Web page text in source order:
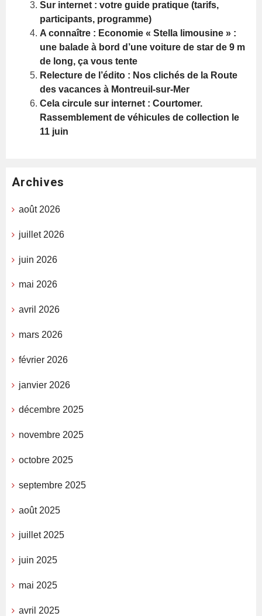
Sur internet : votre guide pratique (tarifs,
participants, programme)
A connaître : Economie « Stella limousine » :
une balade à bord d’une voiture de star de 9 m
de long, ça vous tente
Relecture de l’édito : Nos clichés de la Route
des vacances à Montreuil-sur-Mer
Cela circule sur internet : Courtomer.
Rassemblement de véhicules de collection le
11 juin
Archives
août 2026
juillet 2026
juin 2026
mai 2026
avril 2026
mars 2026
février 2026
janvier 2026
décembre 2025
novembre 2025
octobre 2025
septembre 2025
août 2025
juillet 2025
juin 2025
mai 2025
avril 2025